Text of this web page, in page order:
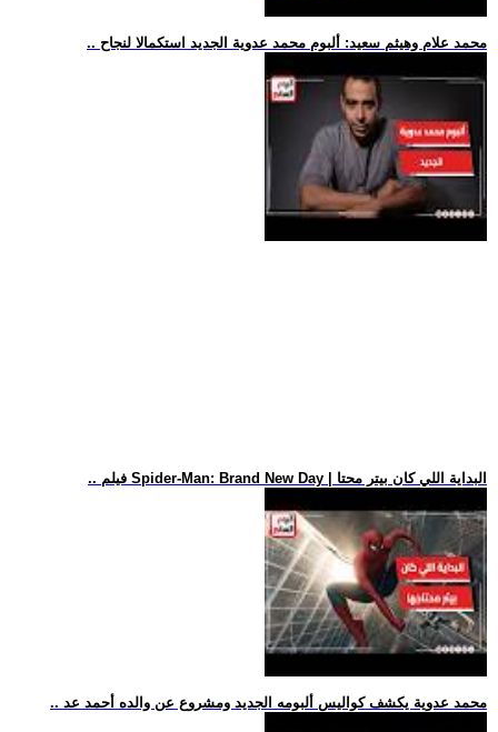
.. محمد علام وهيثم سعيد: ألبوم محمد عدوية الجديد استكمالا لنجاح
.. فيلم Spider-Man: Brand New Day | البداية اللي كان بيتر محتا
.. محمد عدوية يكشف كواليس ألبومه الجديد ومشروع عن والده أحمد عد